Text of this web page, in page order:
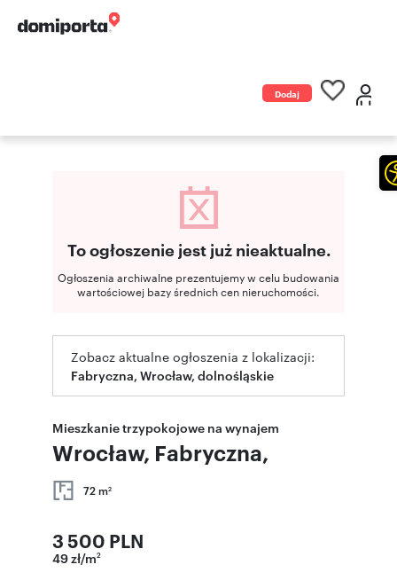
Dodaj
To ogłoszenie jest już nieaktualne.
Ogłoszenia archiwalne prezentujemy w celu budowania
wartościowej bazy średnich cen nieruchomości.
Zobacz aktualne ogłoszenia z lokalizacji:
Fabryczna, Wrocław, dolnośląskie
Mieszkanie trzypokojowe na wynajem
Wrocław, Fabryczna,
72 m2
3 500 PLN
49 zł/m2